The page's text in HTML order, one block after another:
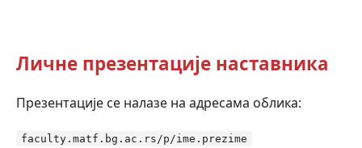
Личне презентације наставника
Презентације се налазе на адресама облика:
faculty.matf.bg.ac.rs/p/ime.prezime